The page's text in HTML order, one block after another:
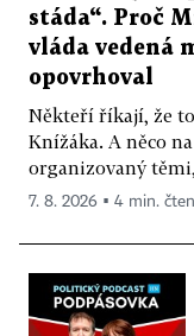
stáda“. Proč
vláda vedená
opovrhoval
Někteří říkají, že
Knížáka. A něco
organizovaný
7. 8. 2026 ▪ 4 min.